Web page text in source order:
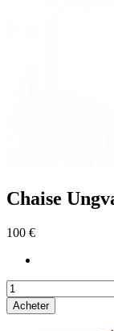
Chaise
100 €
Acheter